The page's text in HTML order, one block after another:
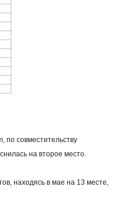
по совместительству
на второе место.
находясь в мае на 13 месте,